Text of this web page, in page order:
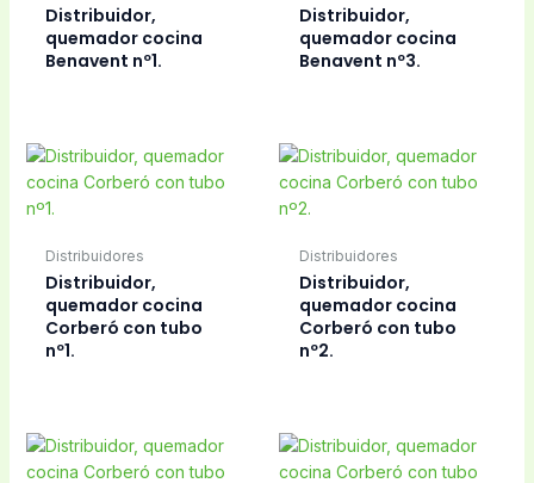
Distribuidor,
quemador cocina
Benavent nº1.
Distribuidor,
quemador cocina
Benavent nº3.
Distribuidores
Distribuidor,
quemador cocina
Corberó con tubo
nº1.
Distribuidores
Distribuidor,
quemador cocina
Corberó con tubo
nº2.